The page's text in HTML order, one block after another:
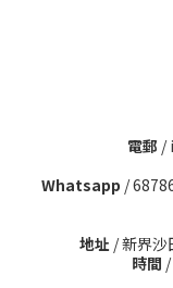
電郵 /
Whatsapp /
地址 / 新界沙
時間